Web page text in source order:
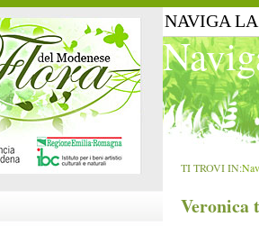
NAVIGA
TI TROVI IN:
Veronica